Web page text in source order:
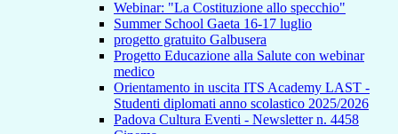
Webinar: "La Costituzione allo specchio"
Summer School Gaeta 16-17 luglio
progetto gratuito Galbusera
Progetto Educazione alla Salute con webinar
medico
Orientamento in uscita ITS Academy LAST -
Studenti diplomati anno scolastico 2025/2026
Padova Cultura Eventi - Newsletter n. 4458